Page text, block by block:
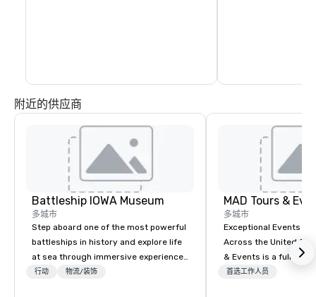
附近的供应商
Battleship IOWA Museum
多城市
Step aboard one of the most powerful
battleships in history and explore life
at sea through immersive experiences
designed for all ages. From self-
行动 物流/装饰
MAD Tours &
多城市
Exceptional Events &
Across the United States! MAD
& Events is a full-
Management
首选工作人员